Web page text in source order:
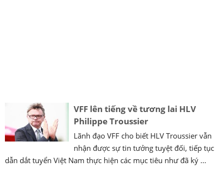
VFF lên tiếng về tương lai HLV
Philippe Troussier
Lãnh đạo VFF cho biết HLV Troussier vẫn
nhận được sự tin tưởng tuyệt đối, tiếp tục
dẫn dắt tuyển Việt Nam thực hiện các mục tiêu như đã ký ...